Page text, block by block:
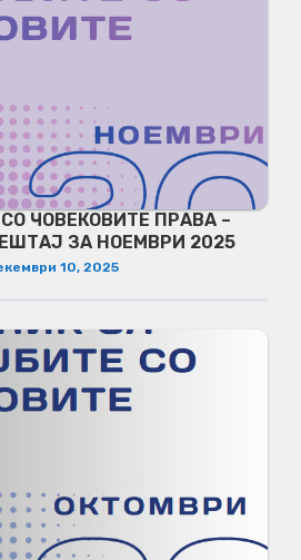
ЧОВЕКОВИТЕ ПРАВА –
ЗА НОЕМВРИ 2025
10, 2025